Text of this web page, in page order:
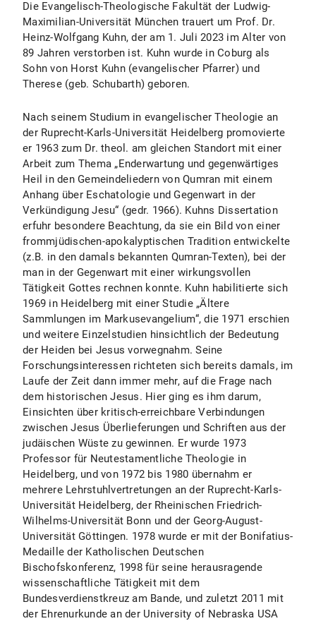
Die Evangelisch-Theologische Fakultät der Ludwig-
Maximilian-Universität München trauert um Prof. Dr.
Heinz-Wolfgang Kuhn, der am 1. Juli 2023 im Alter von
89 Jahren verstorben ist. Kuhn wurde in Coburg als
Sohn von Horst Kuhn (evangelischer Pfarrer) und
Therese (geb. Schubarth) geboren.
Nach seinem Studium in evangelischer Theologie an
der Ruprecht-Karls-Universität Heidelberg promovierte
er 1963 zum Dr. theol. am gleichen Standort mit einer
Arbeit zum Thema „Enderwartung und gegenwärtiges
Heil in den Gemeindeliedern von Qumran mit einem
Anhang über Eschatologie und Gegenwart in der
Verkündigung Jesu“ (gedr. 1966). Kuhns Dissertation
erfuhr besondere Beachtung, da sie ein Bild von einer
frommjüdischen-apokalyptischen Tradition entwickelte
(z.B. in den damals bekannten Qumran-Texten), bei der
man in der Gegenwart mit einer wirkungsvollen
Tätigkeit Gottes rechnen konnte. Kuhn habilitierte sich
1969 in Heidelberg mit einer Studie „Ältere
Sammlungen im Markusevangelium“, die 1971 erschien
und weitere Einzelstudien hinsichtlich der Bedeutung
der Heiden bei Jesus vorwegnahm. Seine
Forschungsinteressen richteten sich bereits damals, im
Laufe der Zeit dann immer mehr, auf die Frage nach
dem historischen Jesus. Hier ging es ihm darum,
Einsichten über kritisch-erreichbare Verbindungen
zwischen Jesus Überlieferungen und Schriften aus der
judäischen Wüste zu gewinnen. Er wurde 1973
Professor für Neutestamentliche Theologie in
Heidelberg, und von 1972 bis 1980 übernahm er
mehrere Lehrstuhlvertretungen an der Ruprecht-Karls-
Universität Heidelberg, der Rheinischen Friedrich-
Wilhelms-Universität Bonn und der Georg-August-
Universität Göttingen. 1978 wurde er mit der Bonifatius-
Medaille der Katholischen Deutschen
Bischofskonferenz, 1998 für seine herausragende
wissenschaftliche Tätigkeit mit dem
Bundesverdienstkreuz am Bande, und zuletzt 2011 mit
der Ehrenurkunde an der University of Nebraska USA